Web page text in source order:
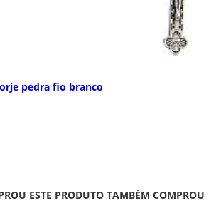
pedra fio branco
ESTE PRODUTO TAMBÉM COMPROU